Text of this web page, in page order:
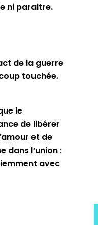
ni paraitre.
de la guerre
touchée.
le
de libérer
et de
dans l’union :
avec